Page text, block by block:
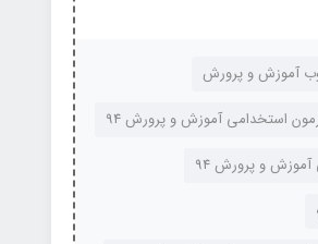
آموزش و پرورش
استخدامی آموزش و پرورش 94
آموزش و پرورش 94